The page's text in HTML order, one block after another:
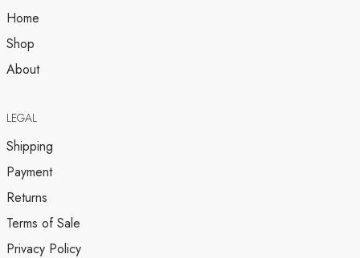
Home
Shop
About
LEGAL
Shipping
Payment
Returns
Terms of Sale
Privacy Policy